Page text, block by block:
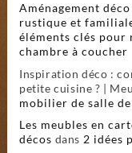
Aménagement
rustique et
éléments clés pour
chambre à coucher
Inspiration déco :
petite cuisine ? |
mobilier de salle
Les meubles en
décos dans 2 idées